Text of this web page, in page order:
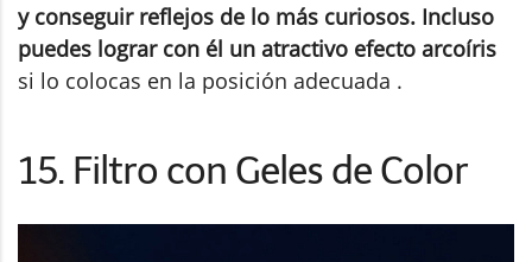
y conseguir reflejos de lo más curiosos. Incluso
puedes lograr con él un atractivo efecto arcoíris
si lo colocas en la posición adecuada .
15. Filtro con Geles de Color